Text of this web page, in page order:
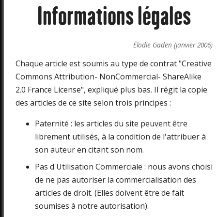
Informations légales
Élodie Gaden (janvier 2006)
Chaque article est soumis au type de contrat "Creative
Commons Attribution- NonCommercial- ShareAlike
2.0 France License", expliqué plus bas. Il régit la copie
des articles de ce site selon trois principes :
Paternité : les articles du site peuvent être
librement utilisés, à la condition de l'attribuer à
son auteur en citant son nom.
Pas d'Utilisation Commerciale : nous avons choisi
de ne pas autoriser la commercialisation des
articles de droit. (Elles doivent être de fait
soumises à notre autorisation).